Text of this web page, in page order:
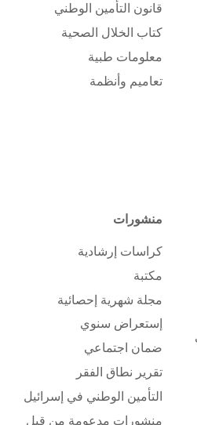
قانون التأمين الوطني
كتاب الخلال الصحية
معلومات طبية
تعاميم وأنظمة
منشورات
كراسات إرشادية
مكتبة
مجلة شهرية إحصائية
إستعراض سنوي
ضمان اجتماعي
تقرير نطاق الفقر
التأمين الوطني في إسرائيل
منشورات مدعومة من قبل